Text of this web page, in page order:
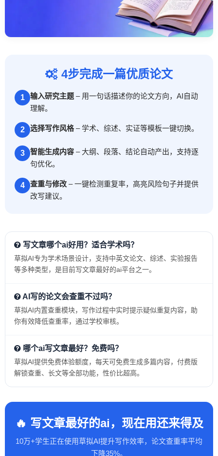
4步完成一篇优质论文
1 输入研究主题 – 用一句话描述你的论文方向，AI自动
理解。
2 选择写作风格– 学术、综述、实证等模板一键切换。
3 智能生成内容 – 大纲、段落、结论自动产出，支持逐
句优化。
4 查重与修改 – 一键检测重复率，高亮风险句子并提供
改写建议。
写文章哪个ai好用？适合学术吗？
草拟AI专为学术场景设计，支持中英文论文、综述、实验报告
等多种类型，是目前写文章最好的ai平台之一。
AI写的论文会查重不过吗？
草拟AI内置查重模块，写作过程中实时提示疑似重复内容，助
你有效降低查重率，通过学校审核。
哪个ai写文章最好？免费吗？
草拟AI提供免费体验额度，每天可免费生成多篇内容，付费版
解锁查重、长文等全部功能，性价比超高。
🔥 写文章最好的ai，现在用还来得及
10万+学生正在使用草拟AI提升写作效率，论文查重率平均
下降35%。